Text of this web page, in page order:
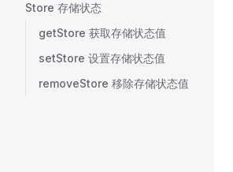
Store 存储状态
getStore 获取存储状态值
setStore 设置存储状态值
removeStore 移除存储状态值